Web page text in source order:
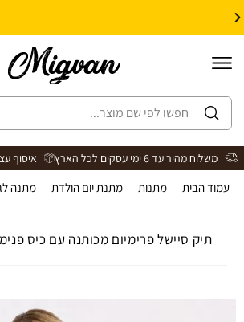
משלוח מהיר עד 6 ימי עסקים לכל הארץ איסוף עצמי
עמוד הבית מתנות מתנת יום הולדת מתנה
תיק סיישל פרימיום מכותנה עם כיס